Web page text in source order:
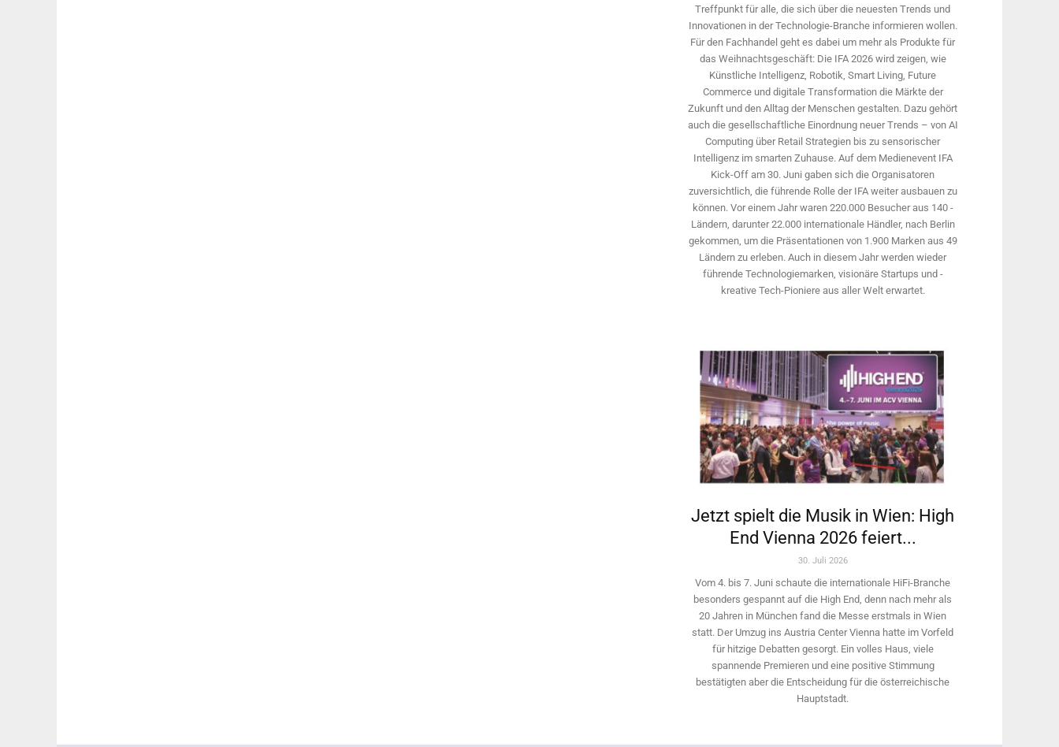
Treffpunkt für alle, die sich über die neuesten Trends und
Innovationen in der Technologie-­Branche informieren wollen.
Für den Fachhandel geht es dabei um mehr als Produkte für
das Weihnachtsgeschäft: Die IFA 2026 wird ­zeigen, wie
Künstliche Intelligenz, Robotik, Smart Living, Future
Commerce und digitale Trans­formation die Märkte der
Zukunft und den Alltag der Menschen gestalten. Dazu gehört
auch die gesellschaftliche Einordnung neuer Trends – von AI
Computing über Retail Strategien bis zu sensorischer
Intelligenz im smarten Zuhause. Auf dem Medien­event IFA
Kick-Off am 30. Juni gaben sich die Organisatoren
zuversichtlich, die führende Rolle der IFA weiter ausbauen zu
können. Vor einem Jahr ­waren 220.000 Besucher aus 140 ­
Ländern, ­darunter 22.000 internationale Händler, nach Berlin
gekommen, um die Präsen­tationen von 1.900 Marken aus 49
Ländern zu erleben. Auch in diesem Jahr werden wieder
führende Technologiemarken, visionäre Startups und ­
kreative Tech-Pioniere aus aller Welt erwartet.
Jetzt spielt die Musik in Wien: High
End Vienna 2026 feiert...
30. Juli 2026
Vom 4. bis 7. Juni schaute die internationale HiFi-Branche
besonders gespannt auf die High End, denn nach mehr als
20 Jahren in München fand die Messe erstmals in Wien
statt. Der Umzug ins Austria Center Vienna hatte im Vorfeld
für hitzige Debatten gesorgt. Ein volles Haus, viele
spannende Premieren und eine positive Stimmung
bestätigten aber die Entscheidung für die österreichische
Hauptstadt.